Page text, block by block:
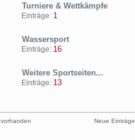
Turniere & Wettkämpfe
Einträge: 1
Wassersport
Einträge: 16
Weitere Sportseiten...
Einträge: 13
Neue Einträge